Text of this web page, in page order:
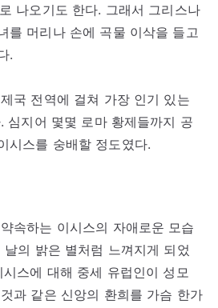
나오기도 한다. 그래서 그리스나
를 머리나 손에 곡물 이삭을 들고
.
국 전역에 걸쳐 가장 인기 있는
심지어 몇몇 로마 황제들까지 공
시스를 숭배할 정도였다.
속하는 이시스의 자애로운 모습
의 밝은 별처럼 느껴지게 되었
스에 대해 중세 유럽인이 성모
과 같은 신앙의 환희를 가슴 한가